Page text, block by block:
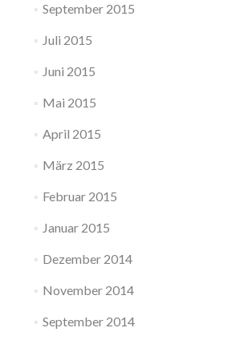
September 2015
Juli 2015
Juni 2015
Mai 2015
April 2015
März 2015
Februar 2015
Januar 2015
Dezember 2014
November 2014
September 2014